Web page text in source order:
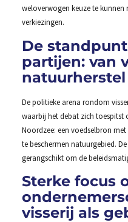
weloverwogen keuze te kunnen
verkiezingen.
De
partijen: van
natuurherstel
De politieke arena rondom
waarbij het debat zich toespitst
Noordzee: een voedselbron
te beschermen natuurgebied.
gerangschikt om de
Sterke focus
visserij als